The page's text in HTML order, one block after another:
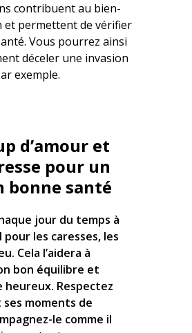
contribuent au bien-
et permettent de vérifier
Vous pourrez ainsi
déceler une invasion
exemple.
d’amour et
pour un
bonne santé
jour du temps à
les caresses, les
Cela l’aidera à
bon équilibre et
heureux. Respectez
moments de
le comme il